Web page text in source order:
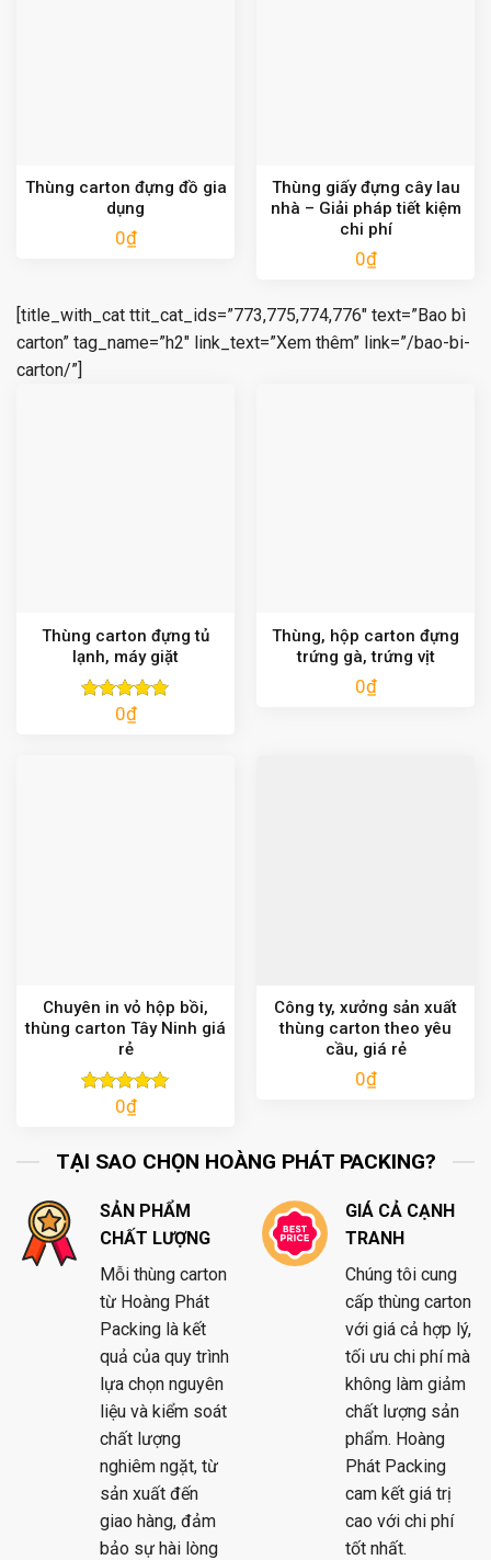
Thùng carton đựng đồ gia
dụng
0₫
Thùng giấy đựng cây lau
nhà – Giải pháp tiết kiệm
chi phí
0₫
[title_with_cat ttit_cat_ids=”773,775,774,776″ text=”Bao bì
carton” tag_name=”h2″ link_text=”Xem thêm” link=”/bao-bi-
carton/”]
Thùng carton đựng tủ
lạnh, máy giặt
Được xếp
0₫
Thùng, hộp carton đựng
trứng gà, trứng vịt
0₫
Chuyên in vỏ hộp bồi,
thùng carton Tây Ninh giá
rẻ
Được xếp
0₫
Công ty, xưởng sản xuất
thùng carton theo yêu
cầu, giá rẻ
0₫
TẠI SAO CHỌN HOÀNG PHÁT PACKING?
SẢN PHẨM
CHẤT LƯỢNG
Mỗi thùng carton
từ Hoàng Phát
Packing là kết
quả của quy trình
lựa chọn nguyên
liệu và kiểm soát
chất lượng
nghiêm ngặt, từ
sản xuất đến
giao hàng, đảm
bảo sự hài lòng
GIÁ CẢ CẠNH
TRANH
Chúng tôi cung
cấp thùng carton
với giá cả hợp lý,
tối ưu chi phí mà
không làm giảm
chất lượng sản
phẩm. Hoàng
Phát Packing
cam kết giá trị
cao với chi phí
tốt nhất.